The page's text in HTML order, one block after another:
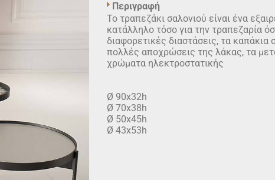
Περιγραφή
Το τραπεζάκι σαλονιού είναι ένα
κατάλληλο τόσο για την τραπεζαρία
διαφορετικές διαστάσεις, τα
πολλές αποχρώσεις της λάκας, τα
χρώματα ηλεκτροστατικής
Ø 90x32h
Ø 70x38h
Ø 50x45h
Ø 43x53h